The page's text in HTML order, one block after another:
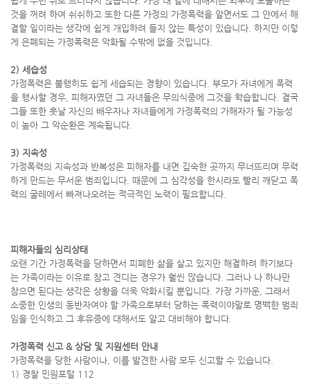
것을 꺼려 하여 쉬쉬하고 또한 다른 가정의 가정폭력을 알면서도 그 안에서 해
결할 일이라는 생각에 쉽게 개입하려 들지 않는 특성이 있습니다. 하지만 이렇
게 은폐되는 가정폭력은 악화될 수밖에 없을 것입니다.
2) 세습성
가정폭력은 불행히도 쉽게 세습되는 경향이 있습니다. 부모가 자녀에게 폭력
을 행사할 경우, 피해자였던 그 자녀들은 무의식중에 그것을 학습합니다. 결국
그들 또한 훗날 자신의 배우자나 자녀들에게 가정폭력의 가해자가 될 가능성
이 높아 그 악순환은 계속됩니다.
3) 지속성
가정폭력의 지속성과 반복성은 피해자를 내면 깊숙한 곳까지 무너뜨리며 무력
하게 만드는 무서운 범죄입니다. 때문에 그 심각성을 한시라도 빨리 깨닫고 폭
력의 굴레에서 빠져나오려는 적극적인 노력이 필요합니다.
피해자들의 심리상태
오랜 기간 가정폭력을 당하면서 피폐한 삶을 살고 있지만 해결하려 하기보다
는 가족이라는 이유로 참고 견디는 경우가 훨씬 많습니다. 그러나 나 하나만
참으면 된다는 생각은 상황을 더욱 악화시킬 뿐입니다. 가장 가까운, 그래서
소중한 인생의 동반자여야 할 가족으로부터 당하는 폭력이야말로 명백한 범죄
임을 인식하고 그 후유증에 대해서도 알고 대비해야 합니다.
가정폭력 신고 & 상담 및 지원센터 안내
가정폭력을 당한 사람이나, 이를 발견한 사람 모두 신고할 수 있습니다.
1) 경찰 민원포털 112